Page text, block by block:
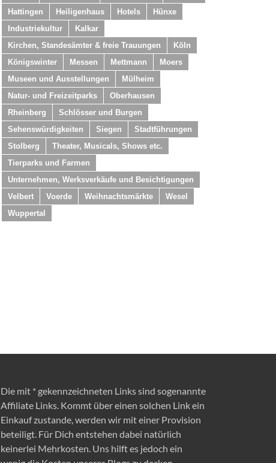
Hattingen
Heiligenhaus Hotels
Hünxe
Industriekultur
Kalkar
Kirchen, Standesämter & freie Trauungen
Köln
Königswinter
Messen Mettmann
Moers
Museen und Ausstellungen
Mülheim
Natur- und Freizeitparks
Oberhausen
Rheinberg
Schlösser und Burgen
Sehenswürdigkeiten
Siegen
Stadtführungen
Stolberg
Theater, Musicals, Shows etc.
Tierparks und Farmen
Unternehmen, Werksverkäufe und Besichtigungen
Velbert
Voerde Weihnachtsmärkte
Wesel
Wuppertal
Die mit * gekennzeichneten Links sind sogenannte
Affiliate Links. Kommt über einen solchen Link ein
Einkauf zustande, werden wir mit einer Provision
beteiligt. Für Dich entstehen dabei natürlich
keinerlei Mehrkosten. Uns hilft es jedoch ein